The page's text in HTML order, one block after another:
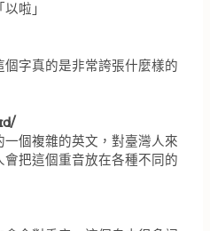
啦」
字真的是非常誇張什麼樣的
個複雜的英文，對臺灣人來
把這個重音放在各種不同的